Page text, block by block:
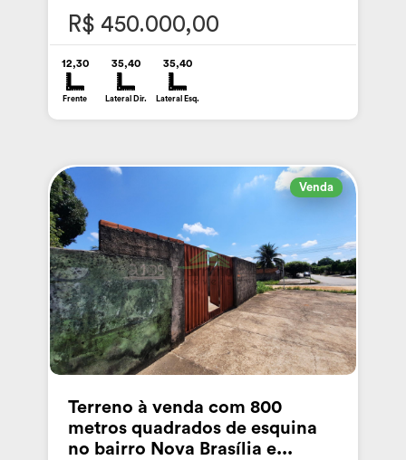
R$ 450.000,00
12,30
Frente
35,40
Lateral Dir.
35,40
Lateral Esq.
Venda
Terreno à venda com 800
metros quadrados de esquina
no bairro Nova Brasília e...